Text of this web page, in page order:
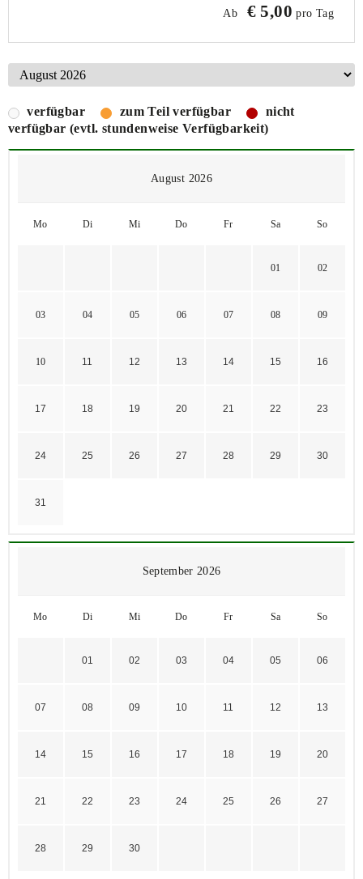
Ab € 5,00 pro Tag
verfügbar zum Teil verfügbar
nicht
verfügbar (evtl. stundenweise Verfügbarkeit)
August 2026
Mo Di Mi Do Fr Sa So
01 02
03 04 05 06 07 08 09
10 11 12 13 14 15 16
17 18 19 20 21 22 23
24 25 26 27 28 29 30
31
September 2026
Mo Di Mi Do Fr Sa So
01 02 03 04 05 06
07 08 09 10 11 12 13
14 15 16 17 18 19 20
21 22 23 24 25 26 27
28 29 30